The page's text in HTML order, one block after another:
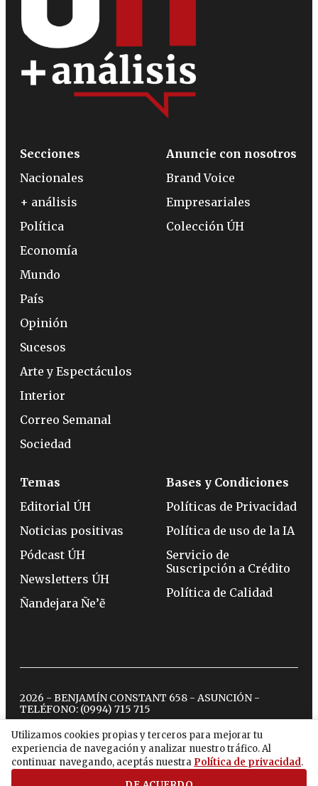
Utilizamos cookies propias y terceros para mejorar tu
experiencia de navegación y analizar nuestro tráfico. Al
continuar navegando, aceptás nuestra Política de privacidad.
Secciones
Nacionales
+ análisis
Política
Economía
Mundo
País
Opinión
Sucesos
Arte y Espectáculos
Interior
Correo Semanal
Sociedad
Anuncie con nosotros
Brand Voice
Empresariales
Colección ÚH
Temas
Editorial ÚH
Noticias positivas
Pódcast ÚH
Newsletters ÚH
Ñandejara Ñe’ẽ
Bases y Condiciones
Políticas de Privacidad
Política de uso de la IA
Servicio de
Suscripción a Crédito
Política de Calidad
2026 - BENJAMÍN CONSTANT 658 - ASUNCIÓN -
TELÉFONO: (0994) 715 715
twitterinstagram
facebook
tiktokyoutubespotify